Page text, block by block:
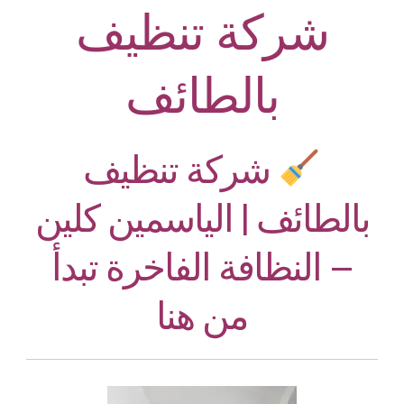
شركة تنظيف
بالطائف
شركة تنظيف
بالطائف | الياسمين كلين
– النظافة الفاخرة تبدأ
من هنا